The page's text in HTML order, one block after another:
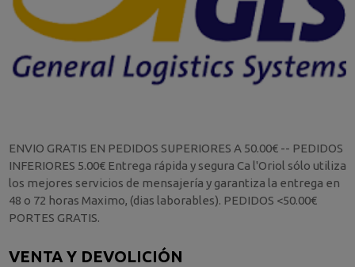
ENVIO GRATIS EN PEDIDOS SUPERIORES A 50.00€ -- PEDIDOS
INFERIORES 5.00€ Entrega rápida y segura Ca l'Oriol sólo utiliza
los mejores servicios de mensajería y garantiza la entrega en
48 o 72 horas Maximo, (dias laborables). PEDIDOS <50.00€
PORTES GRATIS.
VENTA Y DEVOLICIÓN